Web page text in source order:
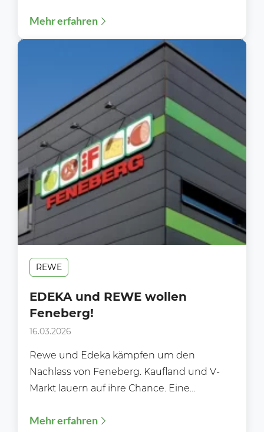
Lebensmitteleinzelhandel steht vor einer
spannenden...
Mehr erfahren
REWE
EDEKA und REWE wollen
Feneberg!
16.03.2026
Rewe und Edeka kämpfen um den
Nachlass von Feneberg. Kaufland und V-
Markt lauern auf ihre Chance. Eine
Allgäu...
Mehr erfahren